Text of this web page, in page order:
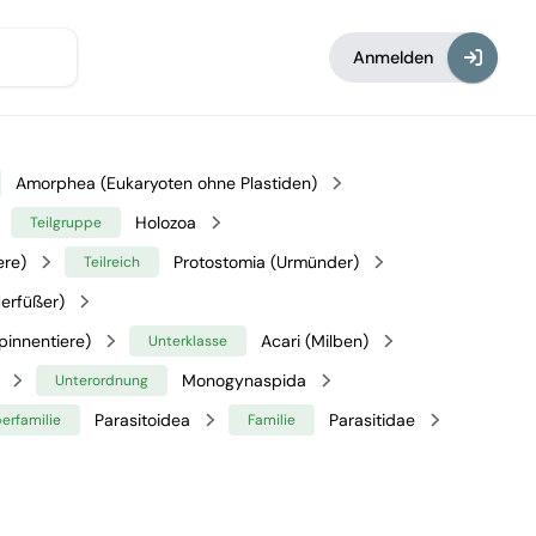
Anmelden
Amorphea (Eukaryoten ohne Plastiden)
Teilgruppe Holozoa
Teilreich Protostomia (Urmünder)
Unterklasse Acari (Milben)
Unterordnung Monogynaspida
Parasitoidea Familie Parasitidae